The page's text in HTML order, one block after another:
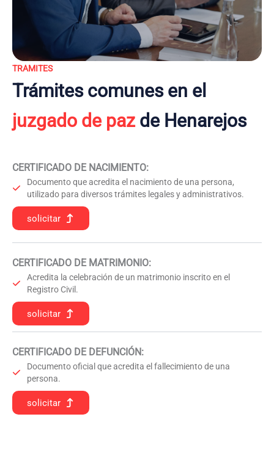
TRAMITES
Trámites comunes en el
juzgado de pazde Henarejos
CERTIFICADO DE NACIMIENTO:
Documento que acredita el nacimiento de una persona,
utilizado para diversos trámites legales y administrativos.
solicitar
CERTIFICADO DE MATRIMONIO:
Acredita la celebración de un matrimonio inscrito en el
Registro Civil.
solicitar
CERTIFICADO DE DEFUNCIÓN:
Documento oficial que acredita el fallecimiento de una
persona.
solicitar